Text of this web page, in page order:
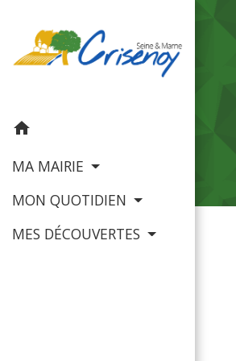
home
MA MAIRIE
MON QUOTIDIEN
MES DÉCOUVERTES